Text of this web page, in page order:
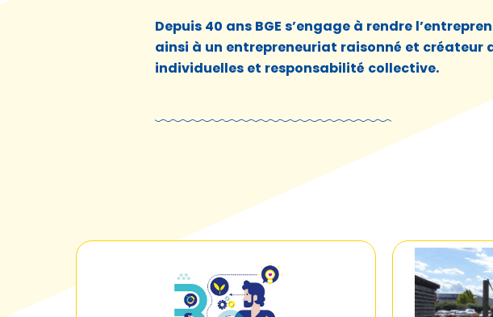
Depuis 40 ans BGE s’engage à rendre
ainsi à un entrepreneuriat raisonné et créateur
individuelles et responsabilité collective.